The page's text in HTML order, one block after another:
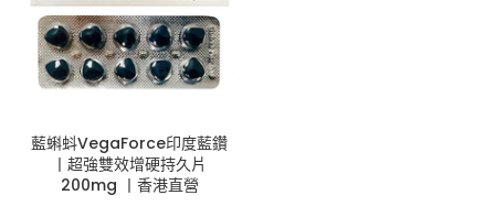
藍蝌蚪VegaForce印度藍鑽
丨超強雙效增硬持久片
200mg 丨香港直營